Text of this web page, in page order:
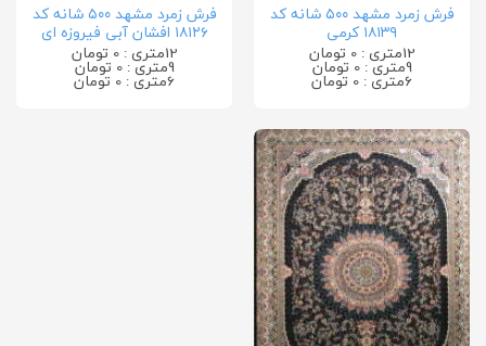
فرش زمرد مشهد ۵۰۰ شانه کد
۱۸۱۳۹ کرمی
12متری : 0 تومان
9متری : 0 تومان
6متری : 0 تومان
فرش زمرد مشهد ۵۰۰ شانه کد
۱۸۱۲۶ افشان آبی فیروزه ای
12متری : 0 تومان
9متری : 0 تومان
6متری : 0 تومان